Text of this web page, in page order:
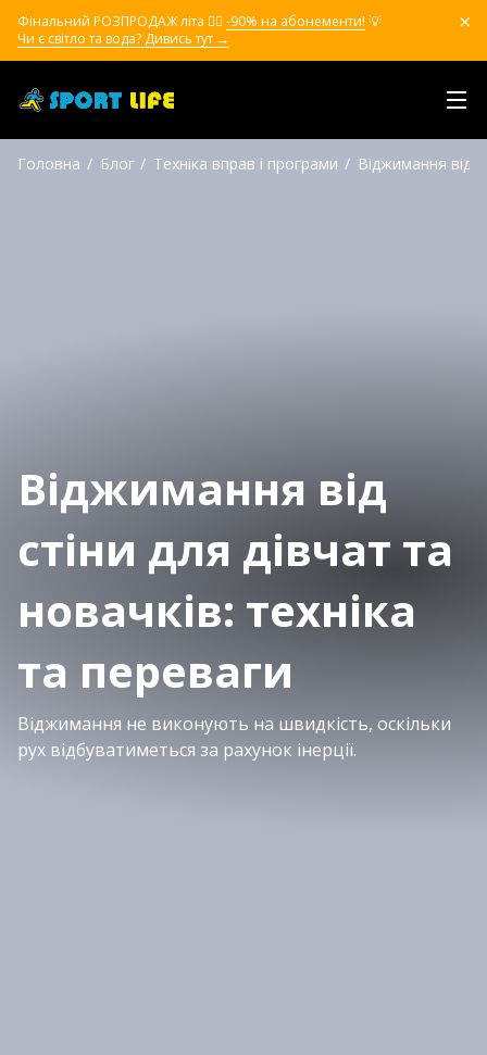
Фінальний РОЗПРОДАЖ літа ❤️‍🔥 -90% на абонементи! 💡
Чи є світло та вода? Дивись тут →
Головна Блог Техніка вправ і програми Віджимання від
Віджимання від
стіни для дівчат та
новачків: техніка
та переваги
Віджимання не виконують на швидкість, оскільки
рух відбуватиметься за рахунок інерції.